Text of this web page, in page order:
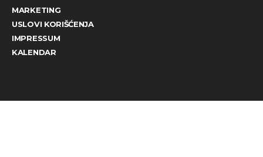
MARKETING
USLOVI KORIŠĆENJA
IMPRESSUM
KALENDAR